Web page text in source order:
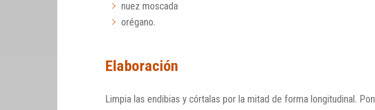
nuez moscada
orégano.
Elaboración
Limpia las endibias y córtalas por la mitad de forma longitudinal. Pon